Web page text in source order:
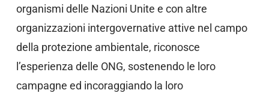
organismi delle Nazioni Unite e con altre
organizzazioni intergovernative attive nel campo
della protezione ambientale, riconosce
l’esperienza delle ONG, sostenendo le loro
campagne ed incoraggiando la loro